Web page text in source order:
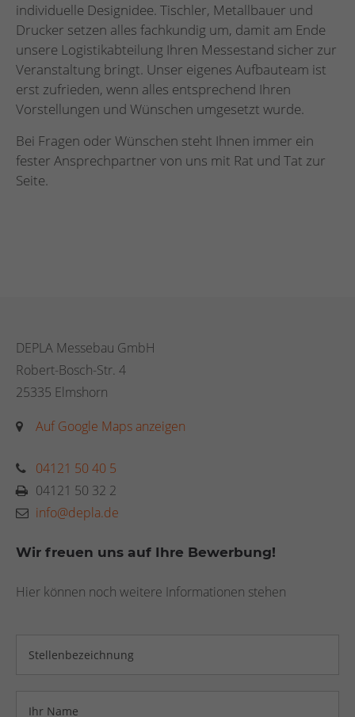
individuelle Designidee. Tischler, Metallbauer und
Drucker setzen alles fachkundig um, damit am Ende
unsere Logistikabteilung Ihren Messestand sicher zur
Veranstaltung bringt. Unser eigenes Aufbauteam ist
erst zufrieden, wenn alles entsprechend Ihren
Vorstellungen und Wünschen umgesetzt wurde.
Bei Fragen oder Wünschen steht Ihnen immer ein
fester Ansprechpartner von uns mit Rat und Tat zur
Seite.
DEPLA Messebau GmbH
Robert-Bosch-Str. 4
25335 Elmshorn
Auf Google Maps anzeigen
04121 50 40 5
04121 50 32 2
info@depla.de
Wir freuen uns auf Ihre Bewerbung!
Hier können noch weitere Informationen stehen